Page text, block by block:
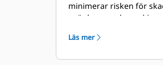
minimerar risken för
snöplogen och
finns tillgängligt i
Läs mer